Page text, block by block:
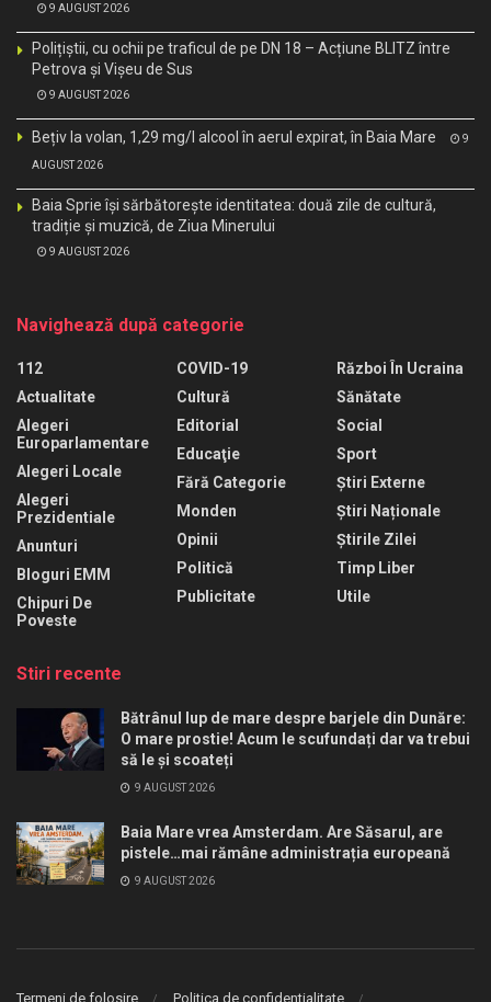
9 AUGUST 2026
Polițiștii, cu ochii pe traficul de pe DN 18 – Acțiune BLITZ între
Petrova și Vișeu de Sus
9 AUGUST 2026
Bețiv la volan, 1,29 mg/l alcool în aerul expirat, în Baia Mare 9
AUGUST 2026
Baia Sprie își sărbătorește identitatea: două zile de cultură,
tradiție și muzică, de Ziua Minerului
9 AUGUST 2026
Navighează după categorie
112
Actualitate
Alegeri
Europarlamentare
Alegeri Locale
Alegeri
Prezidentiale
Anunturi
Bloguri EMM
Chipuri De
Poveste
COVID-19
Cultură
Editorial
Educaţie
Fără Categorie
Monden
Opinii
Politică
Publicitate
Război În Ucraina
Sănătate
Social
Sport
Știri Externe
Știri Naționale
Știrile Zilei
Timp Liber
Utile
Stiri recente
Bătrânul lup de mare despre barjele din Dunăre:
O mare prostie! Acum le scufundați dar va trebui
să le și scoateți
9 AUGUST 2026
Baia Mare vrea Amsterdam. Are Săsarul, are
pistele…mai rămâne administrația europeană
9 AUGUST 2026
Termeni de folosire Politica de confidentialitate